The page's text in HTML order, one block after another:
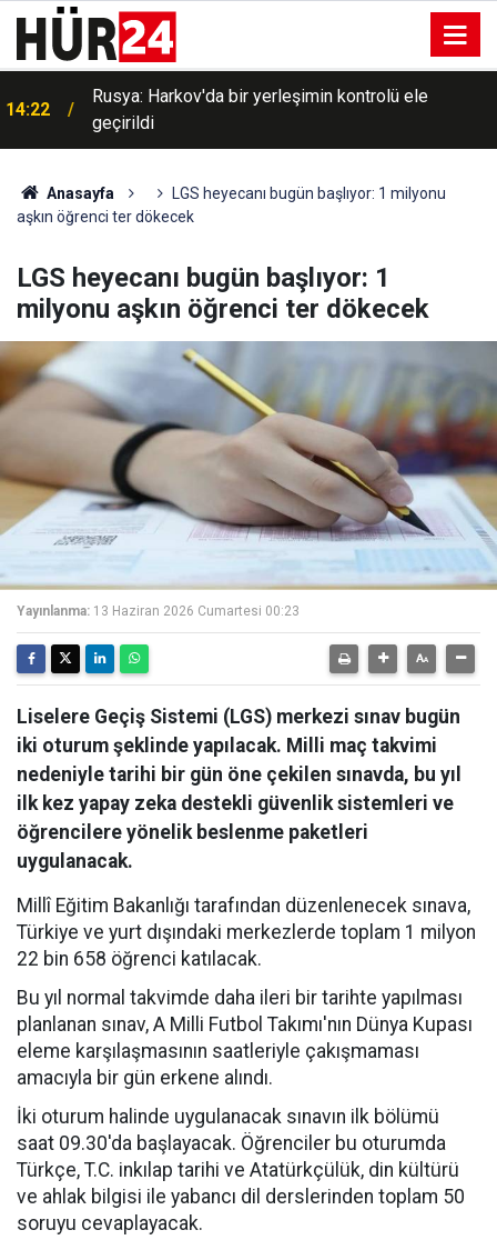
14:22
Rusya: Harkov'da bir yerleşimin kontrolü ele
geçirildi
Anasayfa
LGS heyecanı bugün başlıyor: 1 milyonu
aşkın öğrenci ter dökecek
LGS heyecanı bugün başlıyor: 1
milyonu aşkın öğrenci ter dökecek
Yayınlanma: 13 Haziran 2026 Cumartesi 00:23
Liselere Geçiş Sistemi (LGS) merkezi sınav bugün
iki oturum şeklinde yapılacak. Milli maç takvimi
nedeniyle tarihi bir gün öne çekilen sınavda, bu yıl
ilk kez yapay zeka destekli güvenlik sistemleri ve
öğrencilere yönelik beslenme paketleri
uygulanacak.
Millî Eğitim Bakanlığı tarafından düzenlenecek sınava,
Türkiye ve yurt dışındaki merkezlerde toplam 1 milyon
22 bin 658 öğrenci katılacak.
Bu yıl normal takvimde daha ileri bir tarihte yapılması
planlanan sınav, A Milli Futbol Takımı'nın Dünya Kupası
eleme karşılaşmasının saatleriyle çakışmaması
amacıyla bir gün erkene alındı.
İki oturum halinde uygulanacak sınavın ilk bölümü
saat 09.30'da başlayacak. Öğrenciler bu oturumda
Türkçe, T.C. inkılap tarihi ve Atatürkçülük, din kültürü
ve ahlak bilgisi ile yabancı dil derslerinden toplam 50
soruyu cevaplayacak.